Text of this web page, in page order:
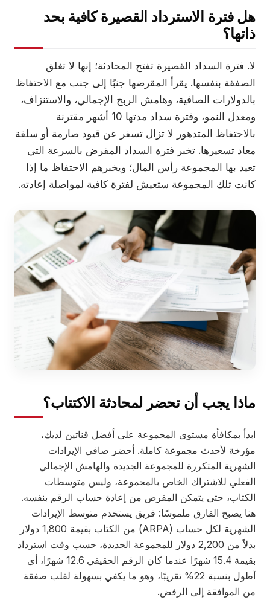
هل فترة الاسترداد القصيرة كافية بحد
ذاتها؟
لا. فترة السداد القصيرة تفتح المحادثة؛ إنها لا تغلق
الصفقة بنفسها. يقرأ المقرضها جنبًا إلى جنب مع الاحتفاظ
بالدولارات الصافية، وهامش الربح الإجمالي، والاستنزاف،
ومعدل النمو، وفترة سداد مدتها 10 أشهر مقترنة
بالاحتفاظ المتدهور لا تزال تسفر عن قيود صارمة أو سلفة
معاد تسعيرها. تخبر فترة السداد المقرض بالسرعة التي
تعيد بها المجموعة رأس المال؛ ويخبرهم الاحتفاظ ما إذا
كانت تلك المجموعة ستعيش لفترة كافية لمواصلة إعادته.
ماذا يجب أن تحضر لمحادثة الاكتتاب؟
ابدأ بمكافأة مستوى المجموعة على أفضل قناتين لديك،
مؤرخة لأحدث مجموعة كاملة. أحضر صافي الإيرادات
الشهرية المتكررة للمجموعة الجديدة والهامش الإجمالي
الفعلي للاشتراك الخاص بالمجموعة، وليس متوسطات
الكتاب، حتى يتمكن المقرض من إعادة حساب الرقم بنفسه.
هنا يصبح الفارق ملموسًا: فريق يستخدم متوسط الإيرادات
الشهرية لكل حساب (ARPA) من الكتاب بقيمة 1,800 دولار
بدلاً من 2,200 دولار للمجموعة الجديدة، حسب وقت استرداد
بقيمة 15.4 شهرًا عندما كان الرقم الحقيقي 12.6 شهرًا، أي
أطول بنسبة 22% تقريبًا، وهو ما يكفي بسهولة لقلب صفقة
من الموافقة إلى الرفض.